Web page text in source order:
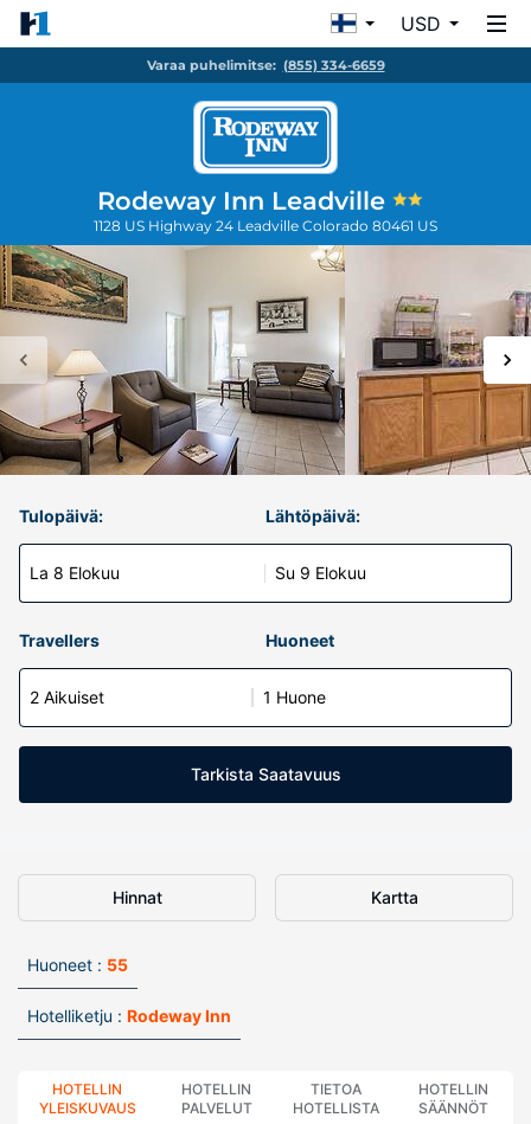
USD
Varaa puhelimitse: (855) 334-6659
Rodeway Inn Leadville
1128 US Highway 24 Leadville Colorado 80461 US
Tulopäivä:
La 8 Elokuu
Lähtöpäivä:
Su 9 Elokuu
Travellers Huoneet
2 Aikuiset 1 Huone
Tarkista Saatavuus
Hinnat Kartta
Huoneet : 55
Hotelliketju : Rodeway Inn
HOTELLIN
YLEISKUVAUS
HOTELLIN
PALVELUT
TIETOA
HOTELLISTA
HOTELLIN
SÄÄNNÖT